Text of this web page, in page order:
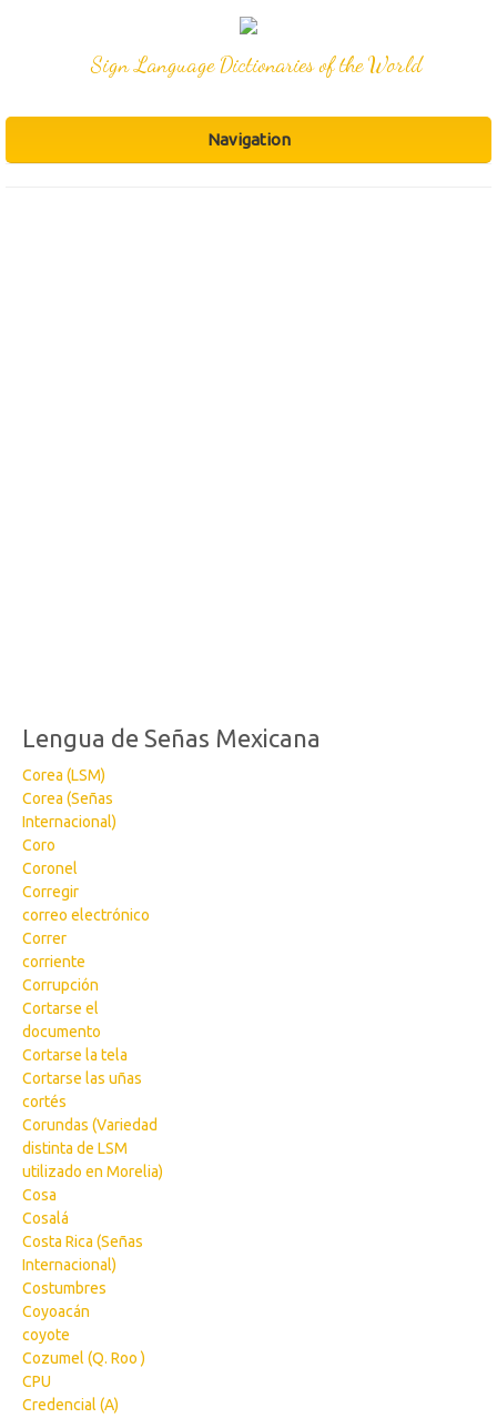
Sign Language Dictionaries of the World
Navigation
Lengua de Señas Mexicana
Corea (LSM)
Corea (Señas
Internacional)
Coro
Coronel
Corregir
correo electrónico
Correr
corriente
Corrupción
Cortarse el
documento
Cortarse la tela
Cortarse las uñas
cortés
Corundas (Variedad
distinta de LSM
utilizado en Morelia)
Cosa
Cosalá
Costa Rica (Señas
Internacional)
Costumbres
Coyoacán
coyote
Cozumel (Q. Roo )
CPU
Credencial (A)